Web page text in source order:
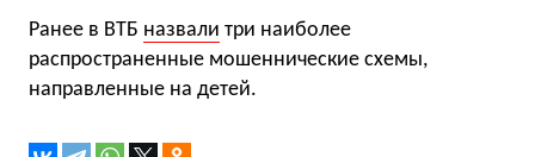
Ранее в ВТБ назвали три наиболее
распространенные мошеннические схемы,
направленные на детей.